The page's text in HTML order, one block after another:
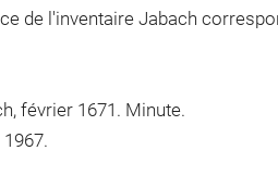
de l'inventaire Jabach
février 1671. Minute.